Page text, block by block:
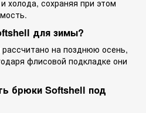
холода, сохраняя при этом
для зимы?
на позднюю осень,
флисовой подкладке они
брюки Softshell под